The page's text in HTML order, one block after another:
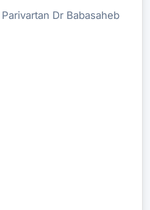
Dr Babasaheb